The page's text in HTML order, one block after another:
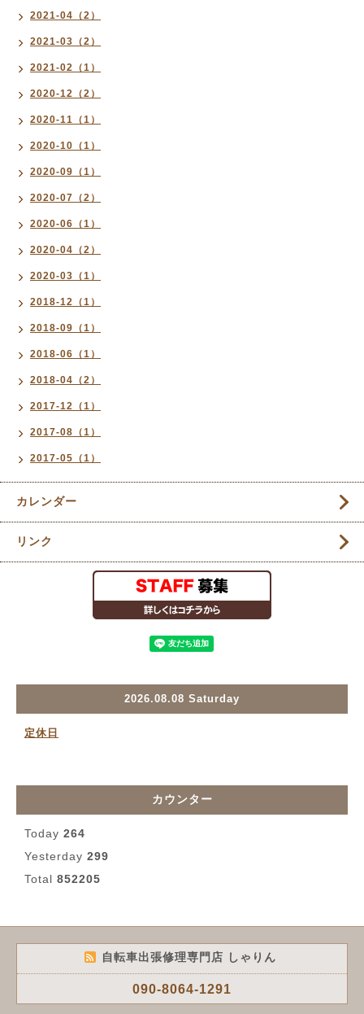
2021-04（2）
2021-03（2）
2021-02（1）
2020-12（2）
2020-11（1）
2020-10（1）
2020-09（1）
2020-07（2）
2020-06（1）
2020-04（2）
2020-03（1）
2018-12（1）
2018-09（1）
2018-06（1）
2018-04（2）
2017-12（1）
2017-08（1）
2017-05（1）
カレンダー
リンク
2026.08.08 Saturday
定休日
カウンター
Today 264
Yesterday 299
Total 852205
自転車出張修理専門店 しゃりん
090-8064-1291